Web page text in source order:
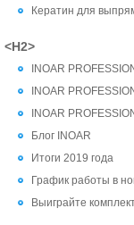
Кератин для
<H2>
INOAR
INOAR
INOAR
Блог INOAR
Итоги 2019 года
График работы в
Выиграйте